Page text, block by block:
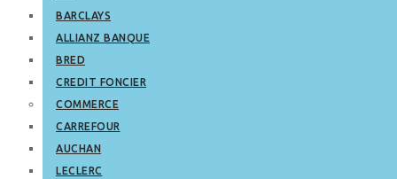
BARCLAYS
ALLIANZ BANQUE
BRED
CREDIT FONCIER
COMMERCE
CARREFOUR
AUCHAN
LECLERC